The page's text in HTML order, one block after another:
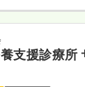
所 サニーメディカル